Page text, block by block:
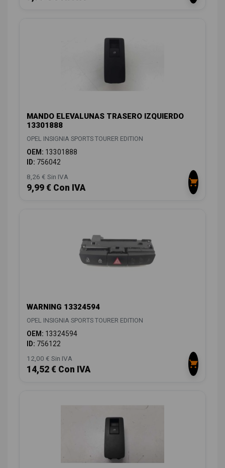
MANDO ELEVALUNAS TRASERO IZQUIERDO
13301888
OPEL INSIGNIA SPORTS TOURER EDITION
OEM: 13301888
ID: 756042
8,26 € Sin IVA
9,99 € Con IVA
WARNING 13324594
OPEL INSIGNIA SPORTS TOURER EDITION
OEM: 13324594
ID: 756122
12,00 € Sin IVA
14,52 € Con IVA